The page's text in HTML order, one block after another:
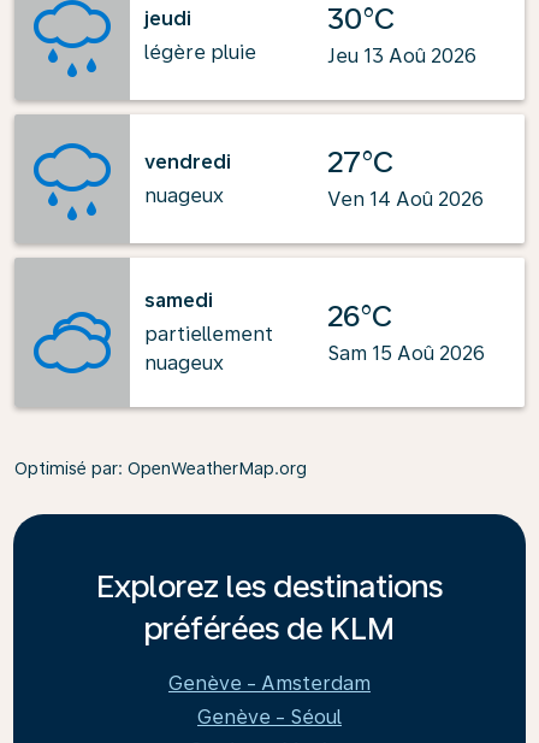
jeudi
légère pluie
30°C
Jeu 13 Aoû 2026
vendredi
nuageux
27°C
Ven 14 Aoû 2026
samedi
partiellement
nuageux
26°C
Sam 15 Aoû 2026
Optimisé par: OpenWeatherMap.org
Explorez les destinations
préférées de KLM
Genève - Amsterdam
Genève - Séoul